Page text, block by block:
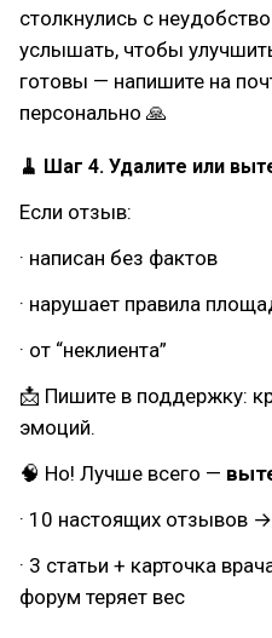
столкнулись с
услышать, чтобы
готовы — напишите на
персонально 🙏
🧹 Шаг 4. Удалите или
Если отзыв:
· написан без фактов
· нарушает правила
· от “неклиента”
📩 Пишите в поддержку:
эмоций.
🧠 Но! Лучше всего —
· 10 настоящих отзывов
· 3 статьи + карточка
форум теряет вес